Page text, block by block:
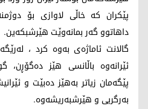
پێکران کە خاڵی لاوازی بۆ
داهاتوو گەر بمانەوێت هێرشبکەین.
گالانت ئاماژەی بەوە کرد ،
ئێرانەوە باڵانسی هێز دەگۆڕن،
پێگەمان زیاتر بەهێز دەبێت و
بەرگریی و هێرشبەریشەوە.